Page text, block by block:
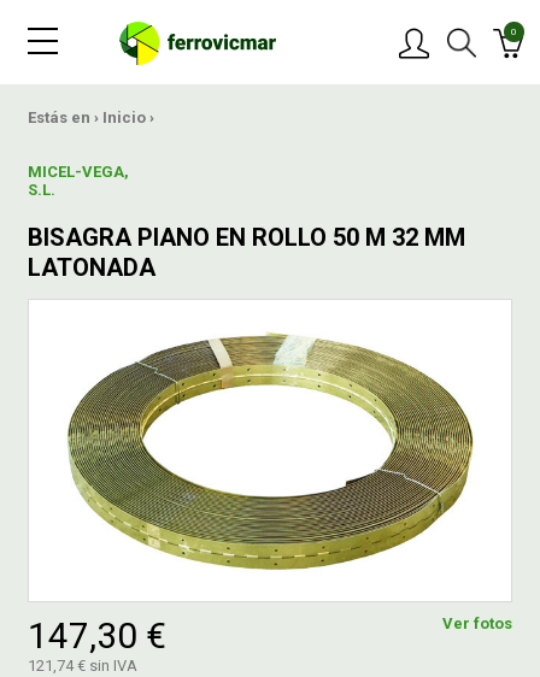
0
Estás en › Inicio ›
MICEL-VEGA,
S.L.
BISAGRA PIANO EN ROLLO 50 M 32 MM
LATONADA
Ver fotos
147,30 €
121,74 € sin IVA
NOVEDADES
CONTACTAR
FERROVICMAR